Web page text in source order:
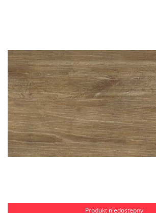
Produkt niedostępny